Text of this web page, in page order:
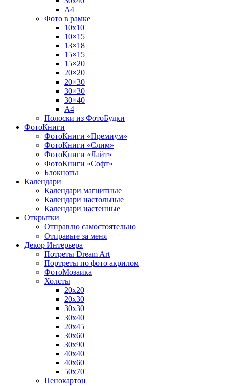
А4
Фото в рамке
10х10
10×15
13×18
15×15
15×20
20×20
20×30
30×30
30×40
A4
Полоски из ФотоБудки
ФотоКниги
ФотоКниги «Премиум»
ФотоКниги «Слим»
ФотоКниги «Лайт»
ФотоКниги «Софт»
Блокноты
Календари
Календари магнитные
Календари настольные
Календари настенные
Открытки
Отправлю самостоятельно
Отправьте за меня
Декор Интерьера
Потреты Dream Art
Портреты по фото акрилом
ФотоМозаика
Холсты
20х20
20х30
30х30
30х40
20х45
30х60
30х90
40х40
40х60
50х70
Пенокартон